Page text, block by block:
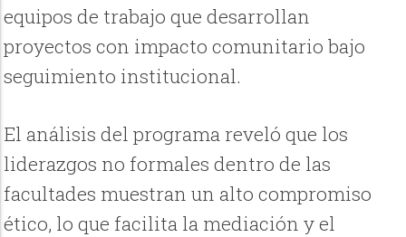
equipos de trabajo que desarrollan
proyectos con impacto comunitario bajo
seguimiento institucional.
El análisis del programa reveló que los
liderazgos no formales dentro de las
facultades muestran un alto compromiso
ético, lo que facilita la mediación y el